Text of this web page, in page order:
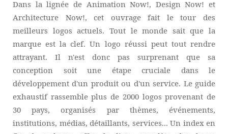
Dans la lignée de Animation Now!, Design Now! et
Architecture Now!, cet ouvrage fait le tour des
meilleurs logos actuels. Tout le monde sait que la
marque est la clef. Un logo réussi peut tout rendre
attrayant. Il n'est donc pas surprenant que sa
conception soit une étape cruciale dans le
développement d'un produit ou d'un service. Le guide
exhaustif rassemble plus de 2000 logos provenant de
30 pays, organisés par thèmes, événements,
institutions, médias, détaillants, services... Un index en